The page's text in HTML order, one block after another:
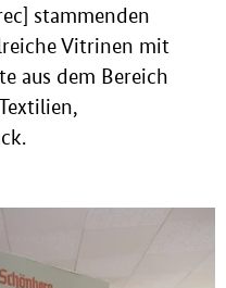
stammenden
Vitrinen mit
aus dem Bereich